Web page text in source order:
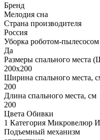
Бренд
Мелодия сна
Страна производителя
Россия
Уборка роботом-пылесосом
Да
Размеры спального места
200х200
Ширина спального места,
200
Длина спального места, см
200
Цвета Обивки
1 Категория Микровелюр
Подъемный механизм